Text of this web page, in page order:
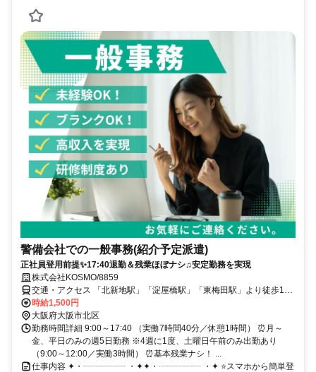
警備会社での一般事務(紹介予定派遣)
正社員登用前提✨17:40退勤＆残業ほぼナシ♫安定勤務を実現
株式会社KOSMO/8859
交通・アクセス 「北新地駅」「淀屋橋駅」「東梅田駅」より徒歩10
分
時給1,500円
大阪府大阪市北区
勤務時間詳細 9:00～17:40 （実働7時間40分／休憩1時間） ⏰月～
金、平日のみの週5日勤務 ※4週に1度、土曜日午前のみ出勤あり
（9:00～12:00／実働3時間） ⏰基本残業ナシ！ ...
仕事内容 ✦・┈┈┈┈┈ ・✦✦・┈┈┈┈┈ ・✦ ⭐スマホから簡単登